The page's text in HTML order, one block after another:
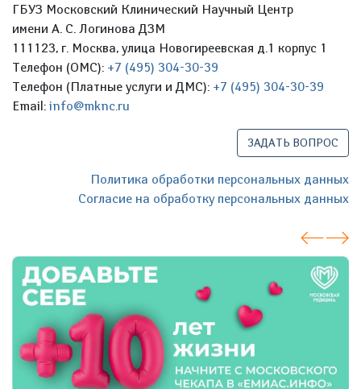
ГБУЗ Московский Клинический Научный Центр
имени А. С. Логинова ДЗМ
111123, г. Москва, улица Новогиреевская д.1 корпус 1
Телефон (ОМС): +7 (495) 304-30-39
Телефон (Платные услуги и ДМС): +7 (495) 304-30-39
Email: info@mknc.ru
ЗАДАТЬ ВОПРОС
Политика обработки персональных данных
Согласие на обработку персональных данных